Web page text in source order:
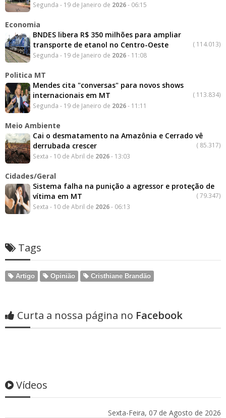
Segunda - 19 de Janeiro de 2026- 06:15
Economia
BNDES libera R$ 350 milhões para ampliar
transporte de etanol no Centro-Oeste
( 114.013)
Segunda - 19 de Janeiro de 2026- 11:08
Politica MT
Mendes cita "conversas" para novos shows
internacionais em MT
( 113.834)
Segunda - 19 de Janeiro de 2026- 11:11
Meio Ambiente
Cai o desmatamento na Amazônia e Cerrado vê
derrubada crescer
( 85.317)
Sexta - 10 de Abril de 2026- 13:03
Cidades/Geral
Sistema falha na punição a agressor e proteção de
vítima em MT
(79.347)
Sexta - 10 de Abril de 2026- 06:13
Tags
Artigo Opinião Cristhiane Brandão
Curta a nossa página no Facebook
Vídeos
Sexta-Feira, 07 de Agosto de 2026